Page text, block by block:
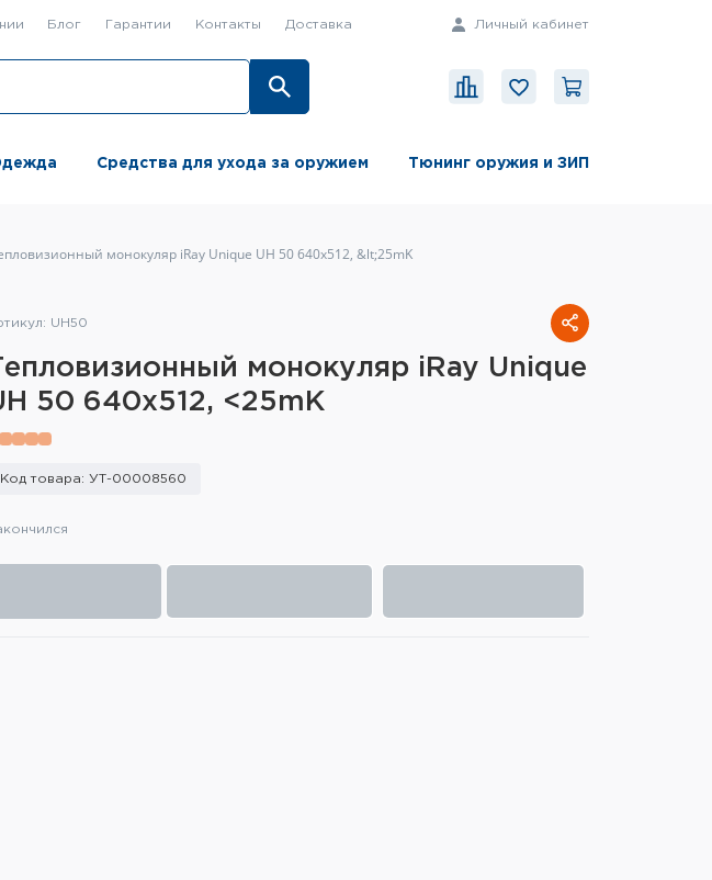
Блог Гарантии Контакты Доставка Личный кабинет
Средства для ухода за оружием Тюнинг оружия и ЗИП
монокуляр iRay Unique UH 50 640x512, &lt;25mK
UH50
монокуляр iRay Unique
50 640x512, <25mK
Код товара: УТ-00008560